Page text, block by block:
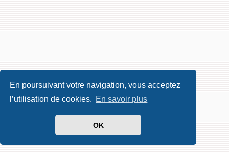
En poursuivant votre navigation, vous acceptez
l’utilisation de cookies. En savoir plus
OK